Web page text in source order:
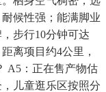
候性强；能满脚业
步行10分钟可达
离项目约4公里，
A5：正在售产物估
儿童逛乐区按照分